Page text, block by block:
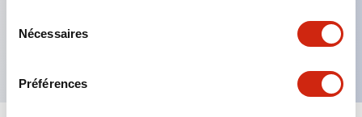
Nécessaires
Préférences
structure à goupille à cylindre haute sécurité
La structure de protection est IP65 (IEC60529)